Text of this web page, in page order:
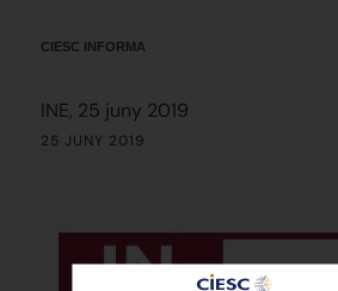
CIESC INFORMA
INE, 25 juny 2019
25 JUNY 2019